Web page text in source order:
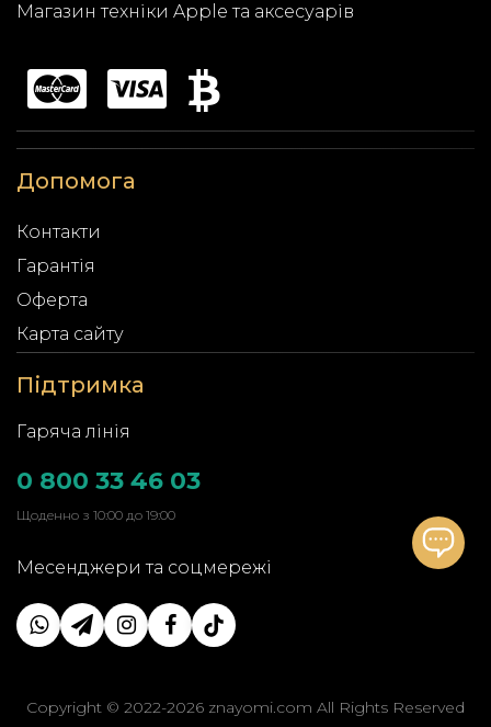
Магазин техніки Apple та аксесуарів
Допомога
Контакти
Гарантія
Оферта
Карта сайту
Підтримка
Гаряча лінія
0 800 33 46 03
Щоденно з 10:00 до 19:00
Месенджери та соцмережі
Copyright © 2022-2026 znayomi.com All Rights Reserved